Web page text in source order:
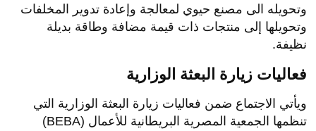
وتحويله الى مصنع حيوي لمعالجة وإعادة تدوير المخلفات
وتحويلها إلى منتجات ذات قيمة مضافة وطاقة بديلة
نظيفة.
فعاليات زيارة البعثة الوزارية
ويأتي الاجتماع ضمن فعاليات زيارة البعثة الوزارية التي
تنظمها الجمعية المصرية البريطانية للأعمال (BEBA)